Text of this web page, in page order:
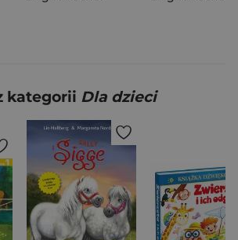
kategorii Dla dzieci